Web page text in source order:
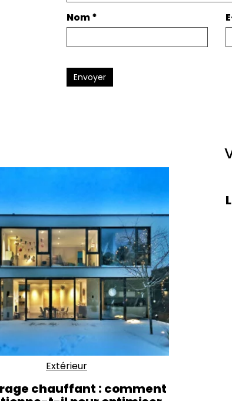
Nom*
Envoyer
Extérieur
chauffant : comment